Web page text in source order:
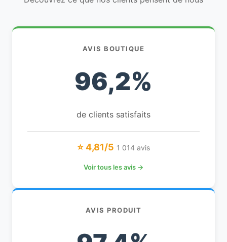
AVIS BOUTIQUE
96,2%
de clients satisfaits
⭐ 4,81/5 1 014 avis
Voir tous les avis →
AVIS PRODUIT